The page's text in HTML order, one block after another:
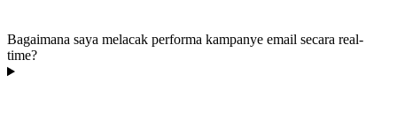
Bagaimana saya melacak performa kampanye email secara real-
time?